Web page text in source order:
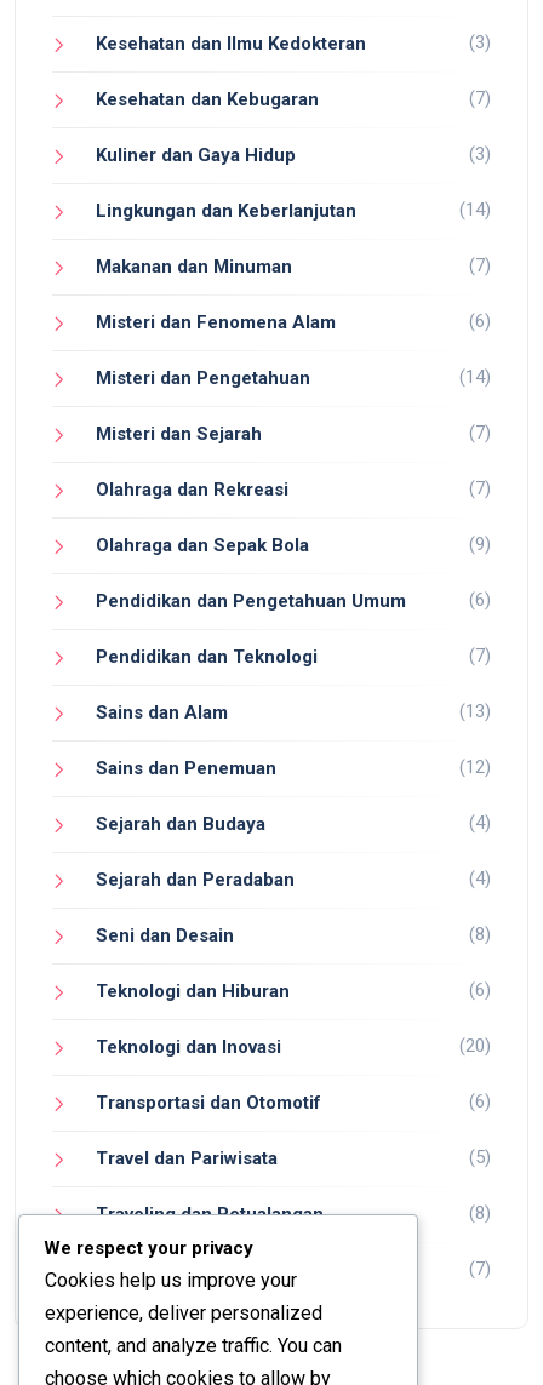
Kesehatan dan Ilmu Kedokteran (3)
Kesehatan dan Kebugaran (7)
Kuliner dan Gaya Hidup (3)
Lingkungan dan Keberlanjutan (14)
Makanan dan Minuman (7)
Misteri dan Fenomena Alam (6)
Misteri dan Pengetahuan (14)
Misteri dan Sejarah (7)
Olahraga dan Rekreasi (7)
Olahraga dan Sepak Bola (9)
Pendidikan dan Pengetahuan Umum (6)
Pendidikan dan Teknologi (7)
Sains dan Alam (13)
Sains dan Penemuan (12)
Sejarah dan Budaya (4)
Sejarah dan Peradaban (4)
Seni dan Desain (8)
Teknologi dan Hiburan (6)
Teknologi dan Inovasi (20)
Transportasi dan Otomotif (6)
Travel dan Pariwisata (5)
Traveling dan Petualangan (8)
Wisata dan Petualangan (7)
We respect your privacy
Cookies help us improve your
experience, deliver personalized
content, and analyze traffic. You can
choose which cookies to allow by